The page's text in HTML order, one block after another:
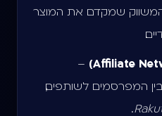
שמקדם את המוצר
–
המפרסמים לשותפים,
.